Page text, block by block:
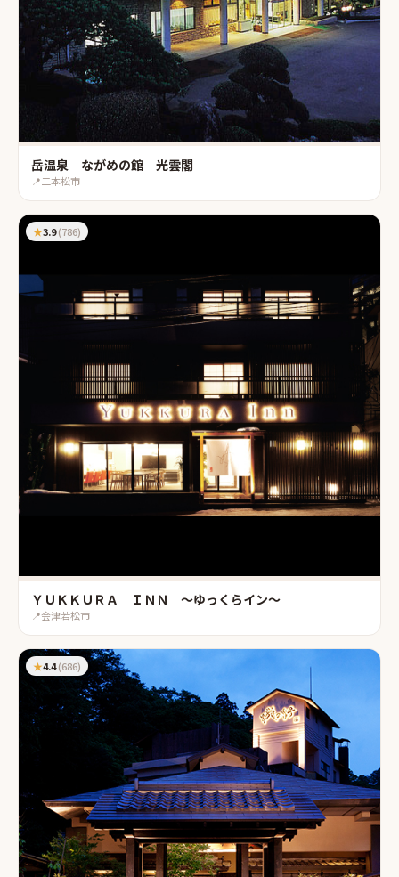
岳温泉 ながめの館 光雲閣
📍二本松市
★3.9(786)
ＹＵＫＫＵＲＡ ＩＮＮ 〜ゆっくらイン〜
📍会津若松市
★4.4(686)